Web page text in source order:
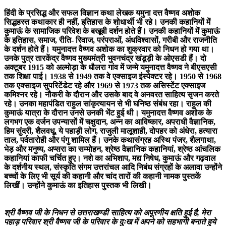
हिंदी के प्रसिद्ध और सफल विज्ञान कथा लेखक यमुना दत्त वैष्णव अशोक
सिद्धहस्त कथाकार ही नहीं, इतिहास के शोधार्थी भी रहे। उनकी कहानियों में
कुमाऊं के सामाजिक परिवेश के बखूबी दर्शन होते हैं। उनकी कहानियों में कुमाऊं
के इतिहास, समाज, रीति- रिवाज, परंपराओं, अंधविश्वासों, गरीबी और राजनीति
के दर्शन होते हैं। यमुनादत्त वैष्णव अशोक का शुक्रवार को निधन हो गया था।
उनके पुत्र तारकेंद्र वैष्णव मुख्यमंत्री भुवनचंद्र खंडूड़ी के ओएसडी हैं। दो
अक्टूबर 1915 को अल्मोड़ा के धौलरा गांव में जन्मे यमुनादत्त वैष्णव ने बीएसएसी
तक शिक्षा पाई। 1938 से 1949 तक वे एक्साइज इंस्पेक्टर रहे। 1950 से 1968
तक एक्साइज सुपरिटेंडेट रहे और 1969 से 1973 तक असिस्टेंट एक्साइज
कमिश्नर रहे। नौकरी के दौरान और उसके बाद वे अनवरत साहित्य सृजन करते
रहे। उनका महापंडित राहुल सांकृत्यायन से भी घनिष्ठ संबंध रहा। राहुल की
कुमाऊं यात्रा के दौरान उनसे उनकी भेंट हुई थी। यमुनादत्त वैष्णव अशोक के
लगभग एक दर्जन उपन्यासों में चक्षुदान, अन्न का आविष्कार, अपराधी वैज्ञानिक,
हिम सुंदरी, शैलवधू, ये पहाड़ी लोग, राजुली मालूशाही, दोपहर को अंधेरा, हत्यारा
ताल, पर्वतारोही और पंगु शामिल हैं। उनके कथासंग्रह अस्थि पंजर, शैलगाथा,
भेड़ और मनुष्य, अप्सरा का सम्मोहन, श्रेष्ठ वैज्ञानिक कहानियां, श्रेष्ठ आंचलिक
कहानियां काफी चर्चित हुए। नशे का अभिशाप, मद्य निषेध, कुमाऊं और गढ़वाल
के दर्शनीय स्थल, संस्कृति संगम उत्तरांचल आदि निबंध संग्रहों के अलावा उन्होंने
बच्चों के लिए भी सूर्य की कहानी और चांद तारों की कहानी नामक पुस्तकें
लिखीं। उन्होंने कुमाऊं का इतिहास पुस्तक भी लिखी।
श्री वैष्णव जी के निधन से उत्तराखण्डी साहित्य को अपूरणीय क्षति हुई है, मेरा
पहाड़ परिवार श्री वैष्णव जी के परिवार के दुःख में अपने को सहभागी बनाते हुये